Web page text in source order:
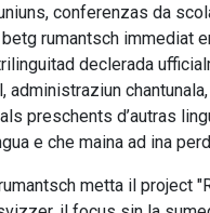
conferenzas da
rumantsch
declerada
preschents d’autras
e che maina ad ina
metta il project